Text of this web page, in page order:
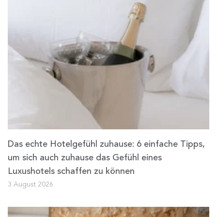
Das echte Hotelgefühl zuhause: 6 einfache Tipps,
um sich auch zuhause das Gefühl eines
Luxushotels schaffen zu können
3 August 2026